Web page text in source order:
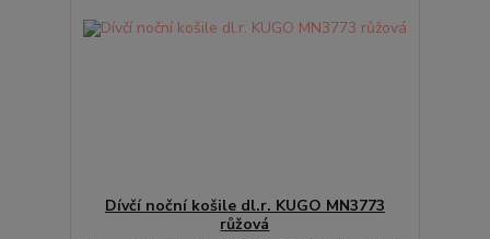
Dívčí noční košile dl.r. KUGO MN3773
růžová